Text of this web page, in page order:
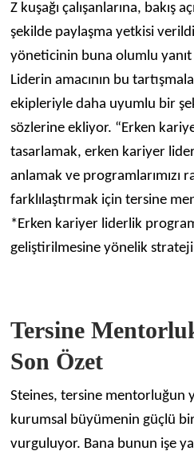
Z kuşağı çalışanlarına, bakış
şekilde paylaşma yetkisi
yöneticinin buna olumlu yanıt
Liderin amacının bu
ekipleriyle daha uyumlu bir
sözlerine ekliyor. “Erken
tasarlamak, erken kariyer
anlamak ve programlarımızı
farklılaştırmak için tersine
*Erken kariyer liderlik
geliştirilmesine yönelik
Tersine
Son Özet
Steines, tersine mentorluğun
kurumsal büyümenin güçlü
vurguluyor. Bana bunun işe